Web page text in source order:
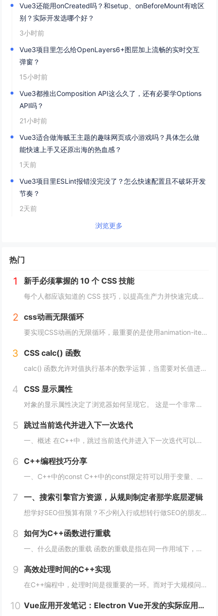
Vue3还能用onCreated吗？和setup、onBeforeMount有啥区
别？实际开发选哪个好？
3小时前
Vue3项目里怎么给OpenLayers6+图层加上流畅的实时交互
弹窗？
15小时前
Vue3都推出Composition API这么久了，还有必要学Options
API吗？
21小时前
Vue3适合做海贼王主题的趣味网页或小游戏吗？具体怎么做
能快速上手又还原出海的热血感？
1天前
Vue3项目里ESLint报错没完没了？怎么快速配置且不破坏开发
节奏？
2天前
浏览更多
热门
1 新手必须掌握的 10 个 CSS 技能
每个人都应该知道的 CSS 技巧，以提高生产力并快速完成项目。 这里我为初学者收集了10个简单且必须知道的秘诀。 重置.css 某些浏览器对每个元素应用不同的样式，因此最好首先休息一下 CSS。 body, div, h1,h2,...
2 css动画无限循环
要实现CSS动画的无限循环，最重要的是使用animation-iteration-count属性，将其设置为infinite，继续动画就会循环播放。 栗子 CSS动画效果无限循环放大缩小 HTML： <image class="a...
3 CSS calc() 函数
calc() 函数允许对值执行基本的数学运算，当需要对长值进行百分比加法或减法时特别有用。 div { max-width: calc(80% - 100px) }它的工作原理是这样的： div { max-width: calc(...
4 CSS 显示属性
对象的显示属性决定了浏览器如何呈现它。 这是一个非常重要的属性，并且可能具有您可以使用的最多值。 这些值包括： blockinlinenonecontentsflowflow-roottable（以及所有那些table-*）fle...
5 跳过当前迭代并进入下一次迭代
一、概述 在C++中，跳过当前迭代并进入下一次迭代可以使用continue语句来实现。当循环遇到continue语句时，将会立即转到下一次循环的开始处，而不执行当前循环中剩余的代码。 通常情况下，continue语句用于在循环中处理特定的情...
6 C++编程技巧分享
一、C++中的const C++中的const限定符可以用于变量、函数参数、函数返回类型等多种情况。使用const限定符可以使代码更加安全、简洁、易于维护。 1、 const变量 const变量在定义后就不能被修改，这使得代码更加安全...
7 一、搜索引擎官方资源，从规则制定者那学底层逻辑
想学好SEO但预算有限？不少刚入行或想转行做SEO的朋友，都在找免费又靠谱的学习渠道，毕竟SEO知识更新快，花钱买课怕踩坑，不如先从免费资源入手，把基础打牢、摸清行业逻辑再进阶，今天就拆透几个「免费学SEO不踩雷」的平台，不管你是纯新手、有...
8 如何为C++函数进行重载
一、什么是函数的重载 函数的重载是指在同一作用域下，可以定义多个同名函数，但是这些同名函数的参数列表必须不同。参数的不同可以是数量上的不同、类型上的不同、顺序上的不同等，只要这些函数的参数列表不完全一致即可。 二、如何实现函数的重载 1...
9 高效处理时间的C++实现
在C++编程中，处理时间是很重要的一环。而对于大规模问题，如数据处理、机器学习、计算机视觉等领域，时间的效率更是至关重要。本文将从多个方面阐述如何在C++编程中高效处理时间。 一、使用STL算法 STL（标准模板库）是C++的一个重要部分...
10 Vue应用开发笔记：Electron Vue开发的实际应用案例